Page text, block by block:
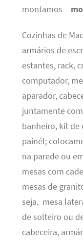
montamos –
Cozinhas de
armários de
estantes, rack,
computador,
aparador,
juntamente
banheiro, kit de
painél;
na parede ou
mesas com
mesas de
seja, mesa
de solteiro ou
cabeceira,